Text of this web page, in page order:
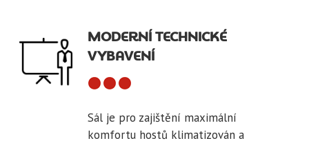
MODERNÍ TECHNICKÉ
VYBAVENÍ
Sál je pro zajištění maximální
komfortu hostů klimatizován a